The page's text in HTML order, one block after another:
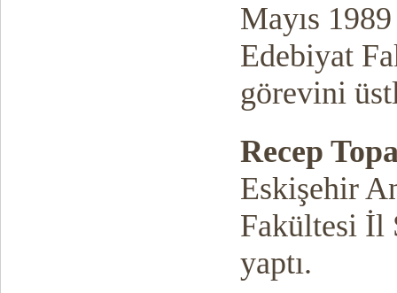
Mayıs
Edebiyat
görevini
Recep
Eskişehir
Fakültesi İl
yaptı.